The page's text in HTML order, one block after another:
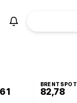
BRENTSPOT
82,78